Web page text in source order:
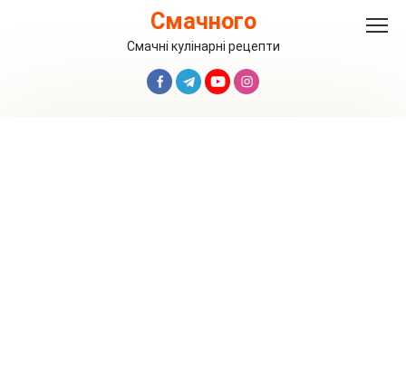
Смачного
Смачні кулінарні рецепти